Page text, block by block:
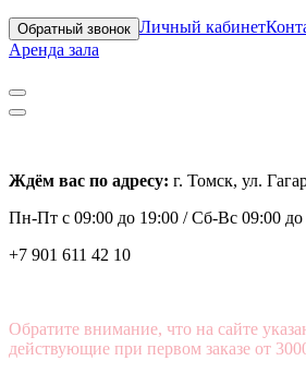
Обратный звонок Личный кабинет
Аренда зала
Ждём вас по адресу: г. Томск, ул.
Пн-Пт с 09:00 до 19:00 /Сб-Вс 09:00 до
+7 901 611 42 10
Обратите внимание, что на сайте
действующие при первом заказе от